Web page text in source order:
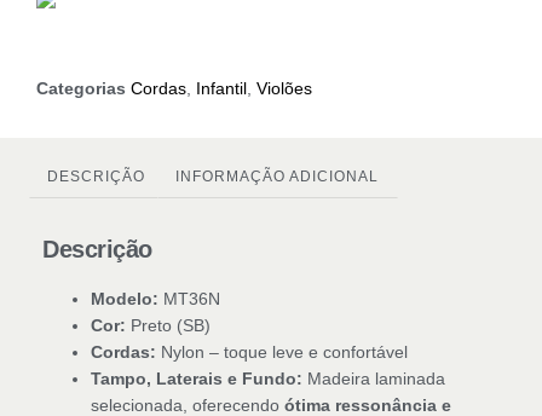
Categorias Cordas Infantil Violões
DESCRIÇÃO INFORMAÇÃO ADICIONAL
Descrição
Modelo: MT36N
Cor: Preto (SB)
Cordas: Nylon – toque leve e confortável
Tampo, Laterais e Fundo: Madeira laminada
selecionada, oferecendo ótima ressonância e